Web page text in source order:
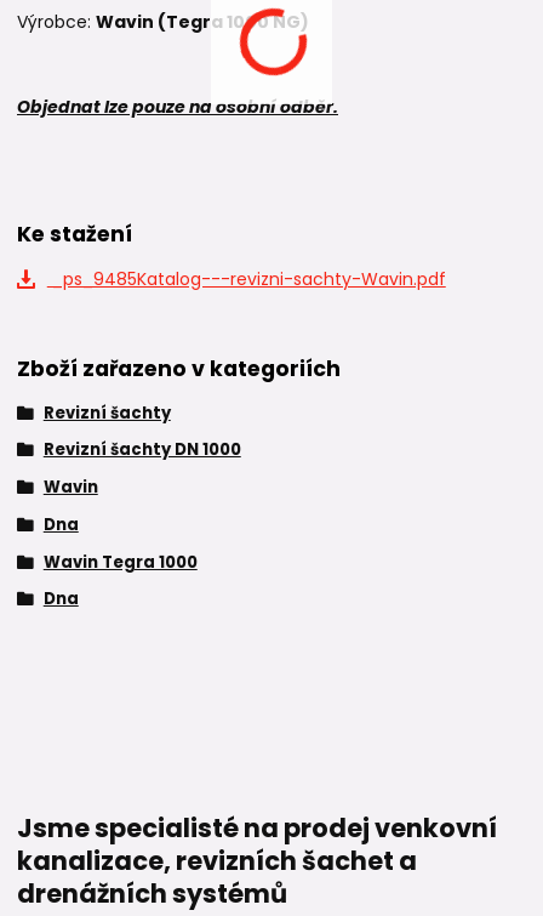
Výrobce: Wavin (Tegra 1000 NG)
Objednat lze pouze na osobní odběr.
Ke stažení
_ps_9485Katalog---revizni-sachty-Wavin.pdf
Zboží zařazeno v kategoriích
Revizní šachty
Revizní šachty DN 1000
Wavin
Dna
Wavin Tegra 1000
Dna
Jsme specialisté na prodej venkovní
kanalizace, revizních šachet a
drenážních systémů